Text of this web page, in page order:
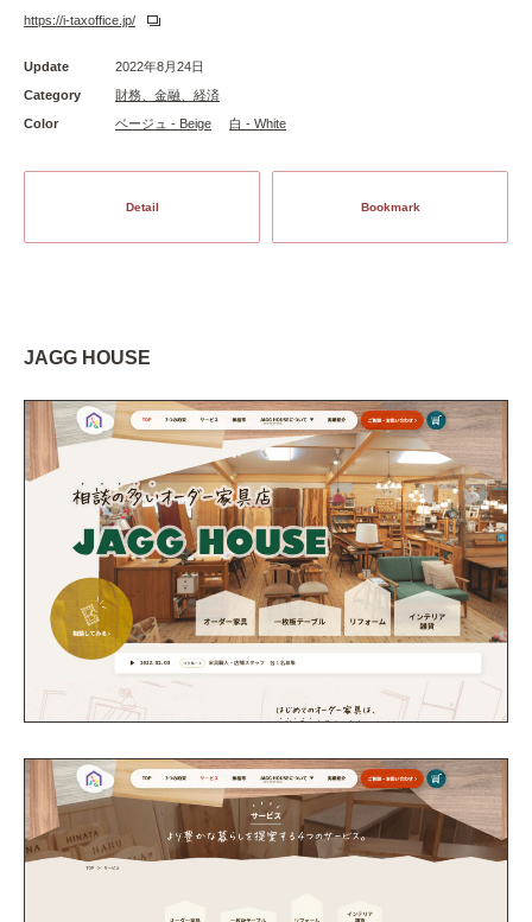
https://i-taxoffice.jp/
Update
2022年8月24日
Category
財務、金融、経済
Color
ベージュ - Beige 白 - White
Detail Bookmark
JAGG HOUSE